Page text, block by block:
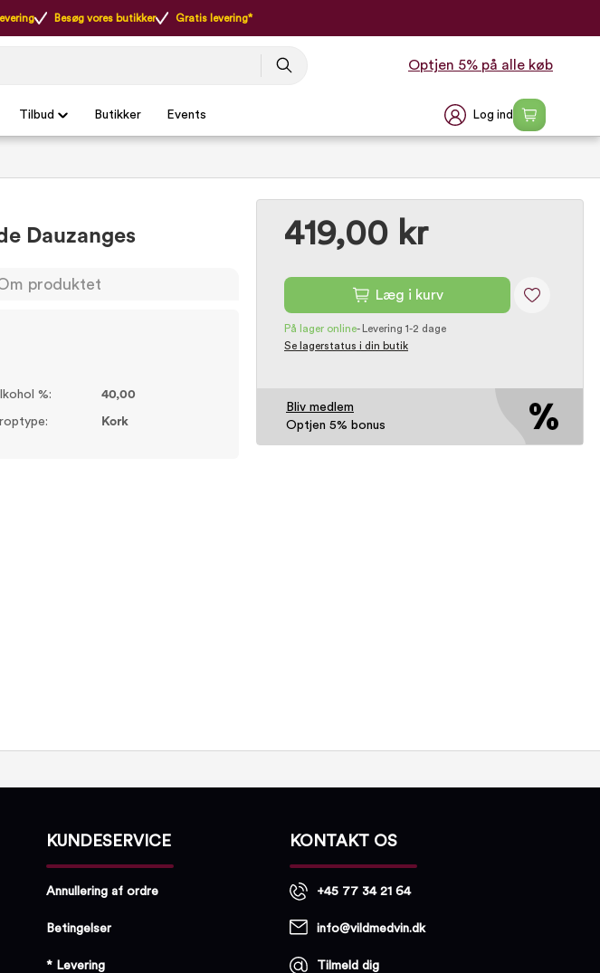
Besøg vores butikker Gratis levering*
Optjen 5% på alle køb
Tilbud Butikker Events Log ind
419,00 kr
Læg i kurv
På lager online-
Levering 1-2 dage
Se lagerstatus i din butik
Bliv medlem
Optjen 5% bonus
Dauzanges
produktet
%: 40,00
Kork
KUNDESERVICE
Annullering af ordre
Betingelser
* Levering
KONTAKT OS
+45 77 34 21 64
info@vildmedvin.dk
Tilmeld dig